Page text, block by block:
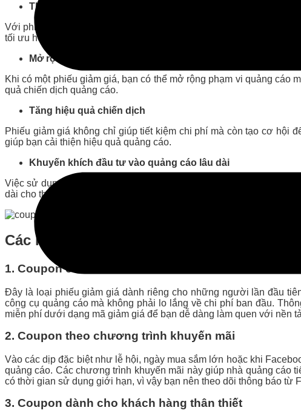
Thử nghiệm chiến dịch mà không lo ngại về chi phí
Với phiếu giảm giá, bạn có thể thử nghiệm nhiều chiến lược quảng
tối ưu hóa chiến dịch và tìm ra phương pháp hiệu quả nhất.
Mở rộng phạm vi tiếp cận
Khi có một phiếu giảm giá, bạn có thể mở rộng phạm vi quảng
quả chiến dịch quảng cáo.
Tăng hiệu quả chiến dịch
Phiếu giảm giá không chỉ giúp tiết kiệm chi phí mà còn tạo cơ hội
giúp bạn cải thiện hiệu quả quảng cáo.
Khuyến khích đầu tư vào quảng cáo lâu dài
Việc sử dụng phiếu giảm giá cũng có thể tạo động lực cho các
dài cho thương hiệu.
Các loại Coupon Facebook Ads
1. Coupon cho tài khoản mới
Đây là loại phiếu giảm giá dành riêng cho những người lần đầu
công cụ quảng cáo mà không phải lo lắng về chi phí ban đầu.
miễn phí dưới dạng mã giảm giá để bạn dễ dàng làm quen với nền
2. Coupon theo chương trình khuyến mãi
Vào các dịp đặc biệt như lễ hội, ngày mua sắm lớn hoặc khi
quảng cáo. Các chương trình khuyến mãi này giúp nhà quảng
có thời gian sử dụng giới hạn, vì vậy bạn nên theo dõi thông báo từ
3. Coupon dành cho khách hàng thân thiết